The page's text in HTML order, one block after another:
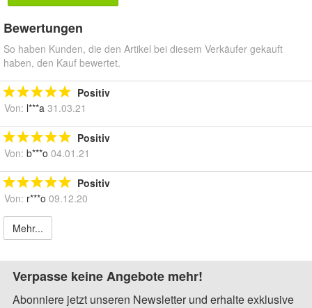
Bewertungen
So haben Kunden, die den Artikel bei diesem Verkäufer gekauft
haben, den Kauf bewertet.
Positiv
Von: l***a 31.03.21
Positiv
Von: b***o 04.01.21
Positiv
Von: r***o 09.12.20
Mehr...
Verpasse keine Angebote mehr!
Abonniere jetzt unseren Newsletter und erhalte exklusive